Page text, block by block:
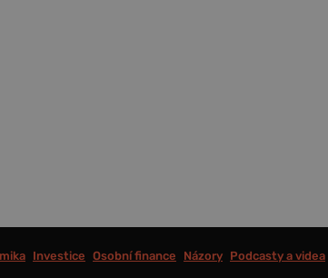
Investice Osobní finance Názory Podcasty a videa